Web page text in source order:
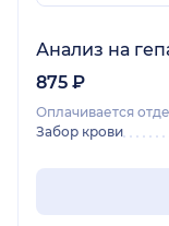
Анализ на
875 ₽
Оплачивается
Забор крови